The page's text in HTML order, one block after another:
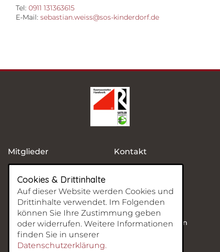
Tel: 0911 131363615
E-Mail: sebastian.weiss@sos-kinderdorf.de
Mitglieder
News
Kontakt
Datenschutz
Raumausstatter- und Sattler-Innung Mittelfranken
Fürther Str. 36
90429 Nürnberg
Cookies & Drittinhalte
Auf dieser Website werden Cookies und
Drittinhalte verwendet. Im Folgenden
können Sie Ihre Zustimmung geben
oder widerrufen. Weitere Informationen
finden Sie in unserer
Datenschutzerklärung.